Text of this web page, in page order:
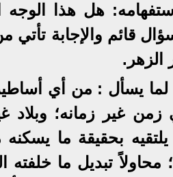
هل هذا
قائم والإجابة تأتي
لما يسأل : من أي
غير زمانه؛ وبلاد
بحقيقة ما يسكنه
محاولاً تبديل ما خلفته